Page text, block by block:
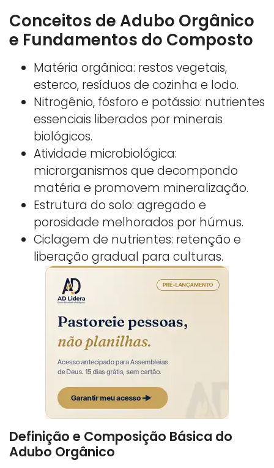
Conceitos de Adubo Orgânico
e Fundamentos do Composto
Matéria orgânica: restos vegetais,
esterco, resíduos de cozinha e lodo.
Nitrogênio, fósforo e potássio: nutrientes
essenciais liberados por minerais
biológicos.
Atividade microbiológica:
microrganismos que decompondo
matéria e promovem mineralização.
Estrutura do solo: agregado e
porosidade melhorados por húmus.
Ciclagem de nutrientes: retenção e
liberação gradual para culturas.
Definição e Composição Básica do
Adubo Orgânico